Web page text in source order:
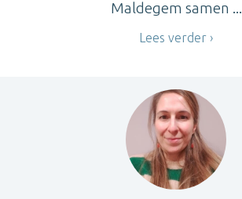
Maldegem samen ...
Lees verder